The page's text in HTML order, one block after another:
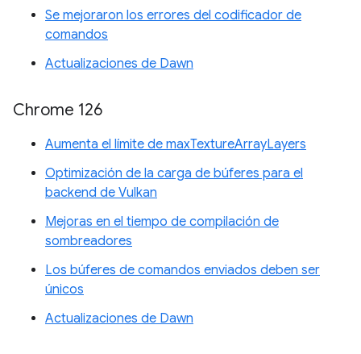
Se mejoraron los errores del codificador de
comandos
Actualizaciones de Dawn
Chrome 126
Aumenta el límite de maxTextureArrayLayers
Optimización de la carga de búferes para el
backend de Vulkan
Mejoras en el tiempo de compilación de
sombreadores
Los búferes de comandos enviados deben ser
únicos
Actualizaciones de Dawn